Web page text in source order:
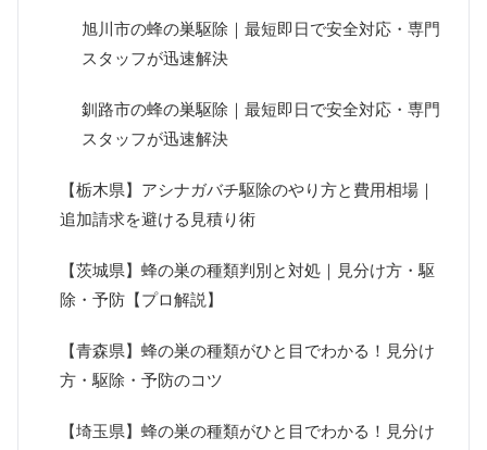
旭川市の蜂の巣駆除｜最短即日で安全対応・専門
スタッフが迅速解決
釧路市の蜂の巣駆除｜最短即日で安全対応・専門
スタッフが迅速解決
【栃木県】アシナガバチ駆除のやり方と費用相場｜
追加請求を避ける見積り術
【茨城県】蜂の巣の種類判別と対処｜見分け方・駆
除・予防【プロ解説】
【青森県】蜂の巣の種類がひと目でわかる！見分け
方・駆除・予防のコツ
【埼玉県】蜂の巣の種類がひと目でわかる！見分け